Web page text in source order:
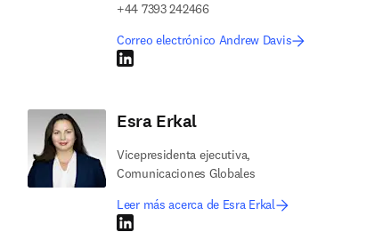
+44 7393 242466
Correo electrónico Andrew Davis
LinkedIn se abre en una nueva pestaña/ventana
Esra Erkal
Vicepresidenta ejecutiva,
Comunicaciones Globales
Leer más acerca de Esra Erkal
LinkedIn se abre en una nueva pestaña/ventana